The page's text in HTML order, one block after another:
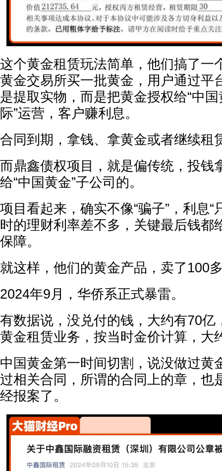
这个黄金租赁玩法简单，他们搞了一
黄金交易所买一批黄金，用户通过平
是提取实物，而是把黄金授权给“中国
际”运营，客户赚利息。
合同到期，拿钱、拿黄金或者继续租
而鼎鑫债权项目，就是偏传统，投钱
给“中国黄金”子公司的。
项目看起来，确实不像“骗子”，利息“
时的理财利率差不多，关键最后钱都
保障。
就这样，他们的黄金产品，卖了100
2024年9月，华侨系正式暴雷。
有数据说，没兑付的钱，大约有70亿
黄金租赁业务，按当时金价计算，大
中国黄金第一时间切割，说没做过黄
过相关合同，所谓的合同上的章，也
经报案了。